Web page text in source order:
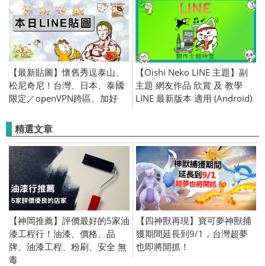
【最新貼圖】懷舊秀逗泰山、
松尼奇尼！台灣、日本、泰國
限定／openVPN跨區、加好
【Oishi Neko LINE 主題】副
主題 網友作品 欣賞 及 教學
LINE 最新版本 適用 (Android)
精選文章
【神岡推薦】評價最好的5家油
漆工程行！油漆、價格、品
牌、油漆工程、粉刷、安全 無
毒
【四神獸再現】寶可夢神獸捕
獲期間延長到9/1，台灣超夢
也即將開抓！